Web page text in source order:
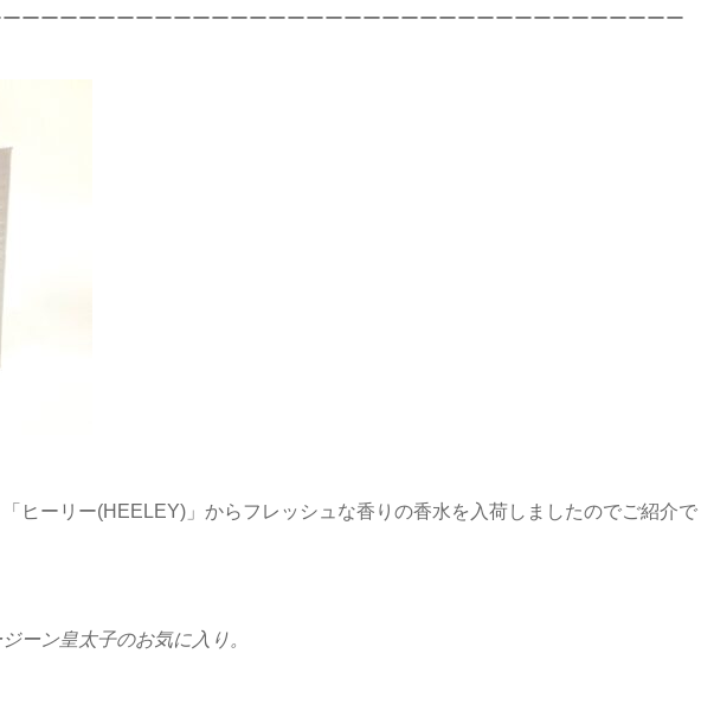
ーーーーーーーーーーーーーーーーーーーーーーーーーーーーーーーーーーー
ヒーリー(HEELEY)」からフレッシュな香りの香水を入荷しましたのでご紹介で
ーン皇太子のお気に入り。